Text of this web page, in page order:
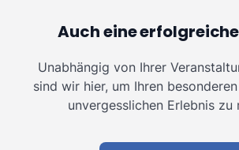
Auch eine
Unabhängig von Ihrer
sind wir hier, um Ihren
unvergesslichen Erlebnis zu